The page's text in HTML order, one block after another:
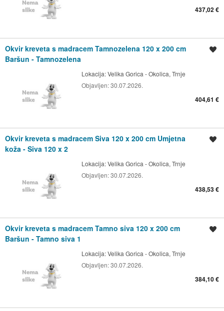
437,02 €
Okvir kreveta s madracem Tamnozelena 120 x 200 cm
Baršun - Tamnozelena
Lokacija:Velika Gorica - Okolica, Trnje
Objavljen:30.07.2026.
404,61 €
Okvir kreveta s madracem Siva 120 x 200 cm Umjetna
koža - Siva 120 x 2
Lokacija:Velika Gorica - Okolica, Trnje
Objavljen:30.07.2026.
438,53 €
Okvir kreveta s madracem Tamno siva 120 x 200 cm
Baršun - Tamno siva 1
Lokacija:Velika Gorica - Okolica, Trnje
Objavljen:30.07.2026.
384,10 €